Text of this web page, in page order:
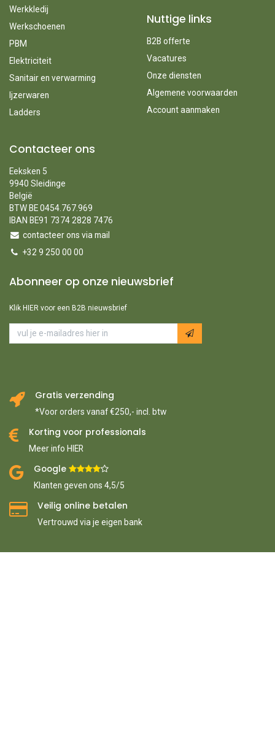
Werkkledij
Werkschoenen
PBM
Elektriciteit
Sanitair en verwarming
Ijzerwaren
Ladders
Nuttige links
B2B offerte
Vacatures
Onze diensten
Algemene voorwaarden
Account aanmaken
Contacteer ons
Eeksken 5
9940 Sleidinge
België
BTW BE 0454.767.969
IBAN BE91 7374 2828 7476
contacteer ons via mail
+32 9 250 00 00
Abonneer op onze nieuwsbrief
Klik HIER voor een B2B nieuwsbrief
Gratis verzending
*Voor orders vanaf €250,- incl. btw
Korting voor professionals
Meer info HIER
Google ​
Klanten geven ons 4,5/5
Veilig online betalen
Vertrouwd via je eigen bank